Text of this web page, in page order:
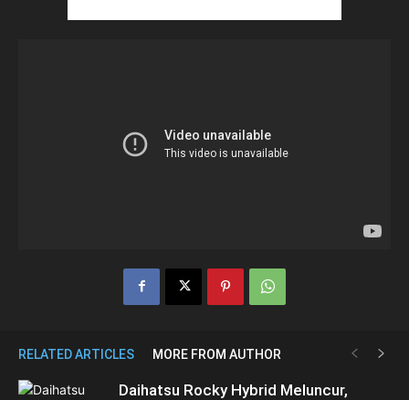
RELATED ARTICLES MORE FROM AUTHOR
Daihatsu Rocky Hybrid Meluncur,